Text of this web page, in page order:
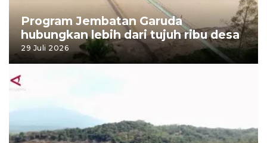
Program Jembatan Garuda
hubungkan lebih dari tujuh ribu desa
29 Juli 2026